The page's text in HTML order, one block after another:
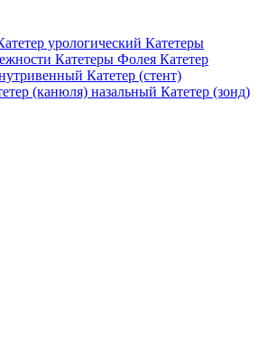
урологический Катетеры
Катетеры Фолея Катетер
Катетер (стент)
(канюля) назальный Катетер (зонд)